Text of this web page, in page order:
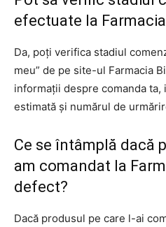
efectuate la
Da, poți verifica stadiul
meu” de pe site-ul Farmacia
informații despre comanda
estimată și numărul de
Ce se întâmplă dacă
am comandat la
defect?
Dacă produsul pe care l-ai